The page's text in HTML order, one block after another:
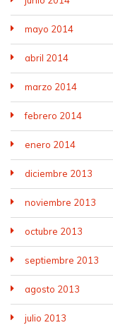
mayo 2014
abril 2014
marzo 2014
febrero 2014
enero 2014
diciembre 2013
noviembre 2013
octubre 2013
septiembre 2013
agosto 2013
julio 2013